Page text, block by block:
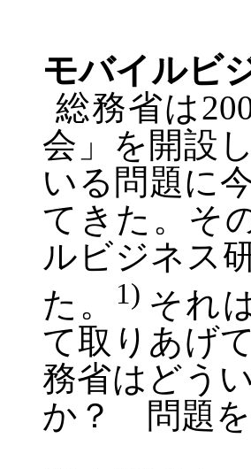
モバイルビ
総務省は
会」を開設
いる問題に
てきた。そ
ルビジネス
た。
1) それ
て取りあげ
務省はどう
か？ 問題を